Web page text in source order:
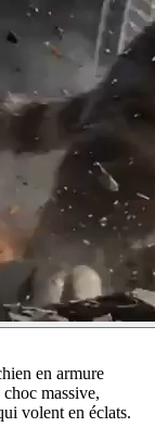
en armure
massive,
volent en éclats.